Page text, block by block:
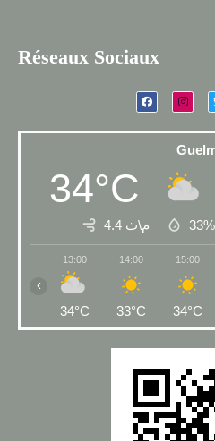
Réseaux Sociaux
34°C
4.4 م\ث 33%
13:00
34°C
14:00
33°C
15:00
34°C
‹